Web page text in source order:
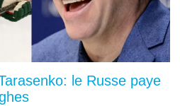
le Russe paye